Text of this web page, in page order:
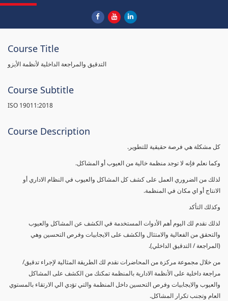
Course Title
التدقيق والمراجعة الداخلية لأنظمة الأيزو
Course Subtitle
ISO 19011:2018
Course Description
كل مشكلة هي فرصة حقيقية للتطوير.
وكما نعلم فإنه لا توجد منظمة خالية من العيوب أو المشاكل.
لذلك من الضروري العمل على كشف كل المشاكل والعيوب في النظام الاداري أو
الانتاج أو اي مكان في المنظمة.
وكذلك التأكد
لذلك نقدم لك اليوم أهم الأدوات المستخدمة في الكشف عن المشاكل والعيوب
والتحقق من الفعالية والامتثال والكشف على الايجابيات وفرص التحسين وهي
(المراجعة / التدقيق الداخلي).
من خلال مجموعة مركزة من المحاضرات نقدم لك الطريقة المثالية لإجراء تدقيق/
مراجعة داخلية على الأنظمة الادارية بالمنظمة تمكنك من الكشف على المشاكل
والعيوب والايجابيات وفرص التحسين داخل المنظمة والتي تؤدي الي الارتقاء بالمستوي
العام وتجنب تكرار المشاكل.